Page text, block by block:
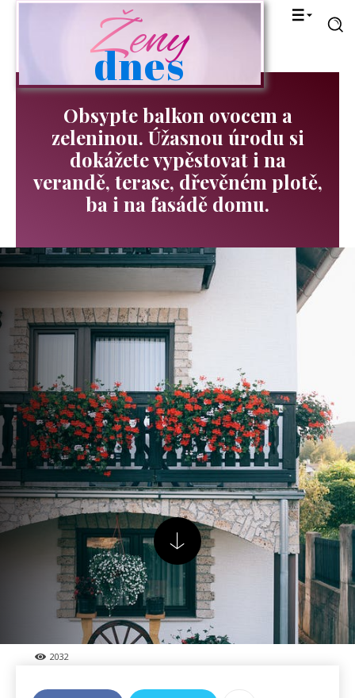
Ženy
dnes
Obsypte balkon ovocem a
zeleninou. Úžasnou úrodu si
dokážete vypěstovat i na
verandě, terase, dřevěném plotě,
ba i na fasádě domu.
2032